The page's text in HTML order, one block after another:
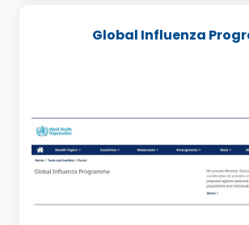
Global Influenza